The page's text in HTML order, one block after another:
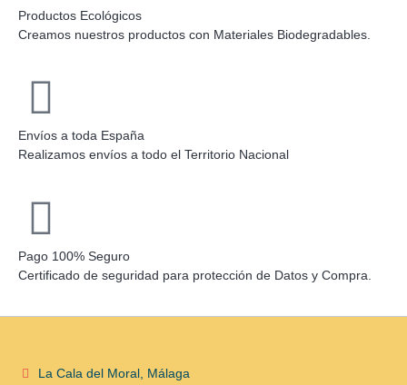
Productos Ecológicos
Creamos nuestros productos con Materiales Biodegradables.
Envíos a toda España
Realizamos envíos a todo el Territorio Nacional
Pago 100% Seguro
Certificado de seguridad para protección de Datos y Compra.
La Cala del Moral, Málaga